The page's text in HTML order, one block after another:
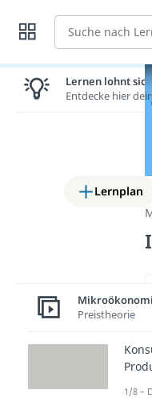
Suche
Lernplan
Lernen lohnt
Entdecke hier
Preistheorie
1/8 –